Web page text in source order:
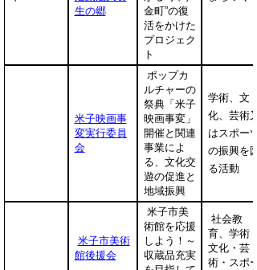
生の郷
金町”の復
活をかけた
プロジェク
ト
米子映画事
変実行委員
会
ポップカ
ルチャーの
祭典「米子
映画事変」
開催と関連
事業によ
る、文化交
遊の促進と
地域振興
学術、文
化、芸術又
はスポーツ
の振興を図
る活動
米子市美術
館後援会
米子市美
術館を応援
しよう！～
収蔵品充実
社会教
育、学術・
文化・芸
術・スポー